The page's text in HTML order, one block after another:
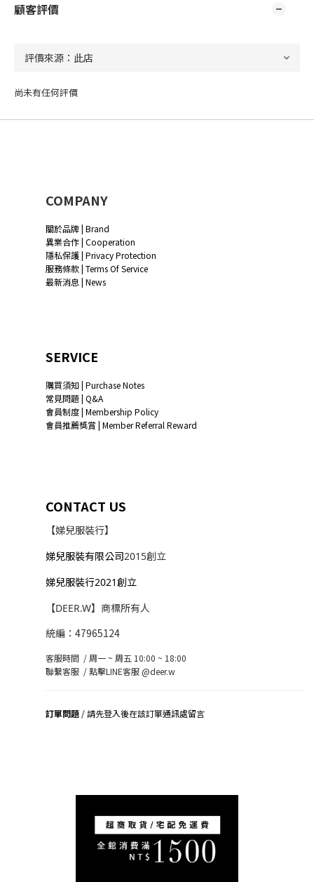
顧客評價
尚未有任何評價
COMPANY
關於品牌 | Brand
異業合作 | Cooperation
隱私保護 | Privacy Protection
服務條款 | Terms Of Service
最新消息 | News
SERVICE
購買須知 | Purchase Notes
常見問題 | Q&A
會員制度 | Membership Policy
會員推薦獎賞 | Member Referral Reward
CONTACT US
【娣兒服裝行】
娣兒服裝有限公司2015創立
娣兒服裝行2021創立
【DEER.W】商標所有人
統編：47965124
客服時間 / 周一 ~ 周五 10:00 ~ 18:00
聯繫客服 /點擊LINE客服 @deer.w
訂單問題 / 請先登入後在該訂單通訊處留言